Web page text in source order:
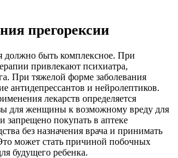
прегорексии
должно быть комплексное. При
привлекают психиатра,
При тяжелой форме заболевания
антидепрессантов и нейролептиков.
лекарств определяется
для женщины к возможному вреду для
запрещено покупать в аптеке
без назначения врача и принимать
может стать причиной побочных
будущего ребенка.